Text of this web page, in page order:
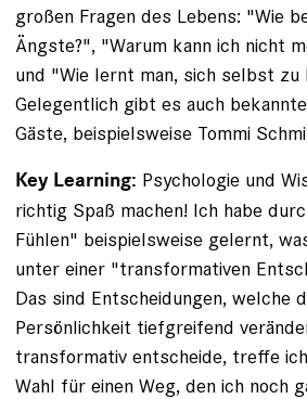
großen Fragen des Lebens: "Wie
Ängste?", "Warum kann ich nicht
und "Wie lernt man, sich selbst zu
Gelegentlich gibt es auch
Gäste, beispielsweise Tommi
Key Learning: Psychologie und
richtig Spaß machen! Ich habe
Fühlen" beispielsweise gelernt,
unter einer "transformativen
Das sind Entscheidungen, welche
Persönlichkeit tiefgreifend
transformativ entscheide, treffe
Wahl für einen Weg, den ich noch